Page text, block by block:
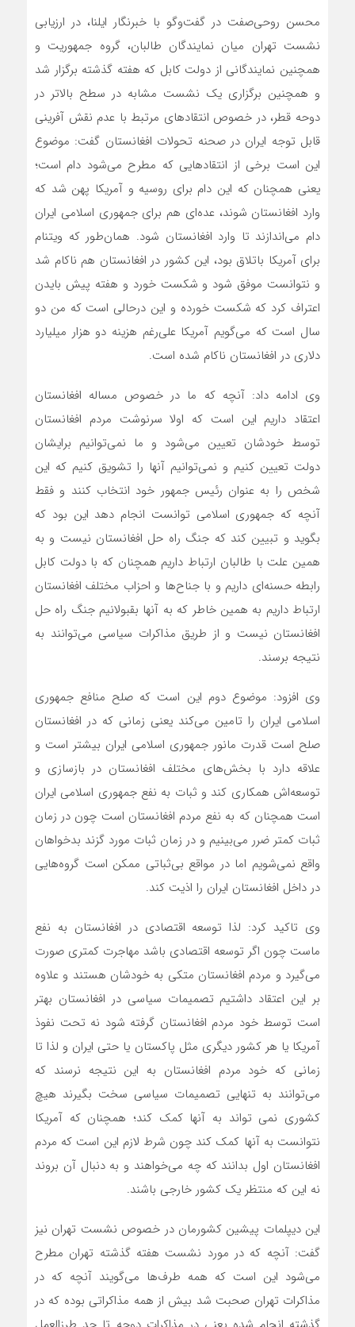
محسن روحی‌صفت در گفت‌وگو با خبرنگار ایلنا، در ارزیابی
نشست تهران میان نمایندگان طالبان، گروه جمهوریت و
همچنین نمایندگانی از دولت کابل که هفته گذشته برگزار شد
و همچنین برگزاری یک نشست مشابه در سطح بالاتر در
دوحه قطر، در خصوص انتقادهای مرتبط با عدم نقش آفرینی
قابل توجه ایران در صحنه تحولات افغانستان گفت: موضوع
این است برخی از انتقادهایی که مطرح می‌شود دام است؛
یعنی همچنان که این دام برای روسیه و آمریکا پهن شد که
وارد افغانستان شوند، عده‌ای هم برای جمهوری اسلامی ایران
دام می‌اندازند تا وارد افغانستان شود. همان‌طور که ویتنام
برای آمریکا باتلاق بود، این کشور در افغانستان هم ناکام شد
و نتوانست موفق شود و شکست خورد و هفته پیش بایدن
اعتراف کرد که شکست خورده و این درحالی است که من دو
سال است که می‌گویم آمریکا علی‌رغم هزینه دو هزار میلیارد
دلاری در افغانستان ناکام شده است.
وی ادامه داد: آنچه که ما در خصوص مساله افغانستان
اعتقاد داریم این است که اولا سرنوشت مردم افغانستان
توسط خودشان تعیین می‌شود و ما نمی‌توانیم برایشان
دولت تعیین کنیم و نمی‌توانیم آنها را تشویق کنیم که این
شخص را به عنوان رئیس جمهور خود انتخاب کنند و فقط
آنچه که جمهوری اسلامی توانست انجام دهد این بود که
بگوید و تبیین کند که جنگ راه حل افغانستان نیست و به
همین علت با طالبان ارتباط داریم همچنان که با دولت کابل
رابطه حسنه‌ای داریم و با جناح‌ها و احزاب مختلف افغانستان
ارتباط داریم به همین خاطر که به آنها بقبولانیم جنگ راه حل
افغانستان نیست و از طریق مذاکرات سیاسی می‌توانند به
نتیجه برسند.
وی افزود: موضوع دوم این است که صلح منافع جمهوری
اسلامی ایران را تامین می‌کند یعنی زمانی که در افغانستان
صلح است قدرت مانور جمهوری اسلامی ایران بیشتر است و
علاقه دارد با بخش‌های مختلف افغانستان در بازسازی و
توسعه‌اش همکاری کند و ثبات به نفع جمهوری اسلامی ایران
است همچنان که به نفع مردم افغانستان است چون در زمان
ثبات کمتر ضرر می‌بینیم و در زمان ثبات مورد گزند بدخواهان
واقع نمی‌شویم اما در مواقع بی‌ثباتی ممکن است گروه‌هایی
در داخل افغانستان ایران را اذیت کند.
وی تاکید کرد: لذا توسعه اقتصادی در افغانستان به نفع
ماست چون اگر توسعه اقتصادی باشد مهاجرت کمتری صورت
می‌گیرد و مردم افغانستان متکی به خودشان هستند و علاوه
بر این اعتقاد داشتیم تصمیمات سیاسی در افغانستان بهتر
است توسط خود مردم افغانستان گرفته شود نه تحت نفوذ
آمریکا یا هر کشور دیگری مثل پاکستان یا حتی ایران و لذا تا
زمانی که خود مردم افغانستان به این نتیجه نرسند که
می‌توانند به تنهایی تصمیمات سیاسی سخت بگیرند هیچ
کشوری نمی تواند به آنها کمک کند؛ همچنان که آمریکا
نتوانست به آنها کمک کند چون شرط لازم این است که مردم
افغانستان اول بدانند که چه می‌خواهند و به دنبال آن بروند
نه این که منتظر یک کشور خارجی باشند.
این دیپلمات پیشین کشورمان در خصوص نشست تهران نیز
گفت: آنچه که در مورد نشست هفته گذشته تهران مطرح
می‌شود این است که همه طرف‌ها می‌گویند آنچه که در
مذاکرات تهران صحبت شد بیش از همه مذاکراتی بوده که در